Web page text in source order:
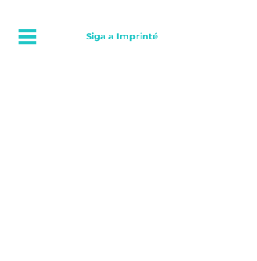
Siga a Imprinté